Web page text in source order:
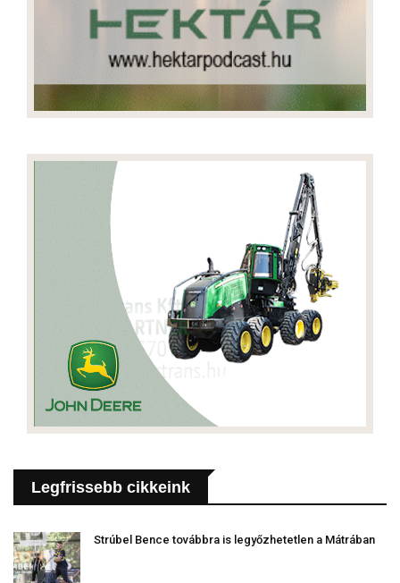
Legfrissebb cikkeink
Strúbel Bence továbbra is legyőzhetetlen a Mátrában